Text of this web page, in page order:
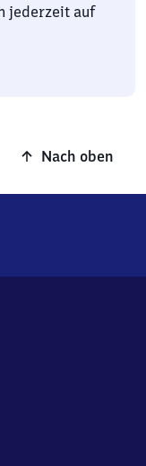
jederzeit auf
Nach oben